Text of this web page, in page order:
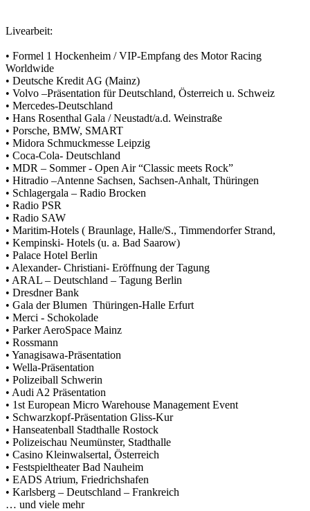
Livearbeit:
• Formel 1 Hockenheim / VIP-Empfang des Motor Racing
Worldwide
• Deutsche Kredit AG (Mainz)
• Volvo –Präsentation für Deutschland, Österreich u. Schweiz
• Mercedes-Deutschland
• Hans Rosenthal Gala / Neustadt/a.d. Weinstraße
• Porsche, BMW, SMART
• Midora Schmuckmesse Leipzig
• Coca-Cola- Deutschland
• MDR – Sommer - Open Air “Classic meets Rock”
• Hitradio –Antenne Sachsen, Sachsen-Anhalt, Thüringen
• Schlagergala – Radio Brocken
• Radio PSR
• Radio SAW
• Maritim-Hotels ( Braunlage, Halle/S., Timmendorfer Strand,
• Kempinski- Hotels (u. a. Bad Saarow)
• Palace Hotel Berlin
• Alexander- Christiani- Eröffnung der Tagung
• ARAL – Deutschland – Tagung Berlin
• Dresdner Bank
• Gala der Blumen Thüringen-Halle Erfurt
• Merci - Schokolade
• Parker AeroSpace Mainz
• Rossmann
• Yanagisawa-Präsentation
• Wella-Präsentation
• Polizeiball Schwerin
• Audi A2 Präsentation
• 1st European Micro Warehouse Management Event
• Schwarzkopf-Präsentation Gliss-Kur
• Hanseatenball Stadthalle Rostock
• Polizeischau Neumünster, Stadthalle
• Casino Kleinwalsertal, Österreich
• Festspieltheater Bad Nauheim
• EADS Atrium, Friedrichshafen
• Karlsberg – Deutschland – Frankreich
… und viele mehr